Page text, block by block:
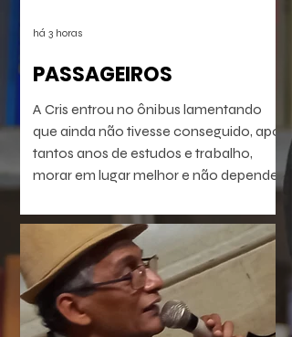
PASSAGEIROS
A Cris entrou no ônibus lamentando
que ainda não tivesse conseguido, após
tantos anos de estudos e trabalho,
morar em lugar melhor e não depender
de Janeiro profundo. Mas vinha se
preparando pra isso. Seu dia ia chegar.
há 3 horas